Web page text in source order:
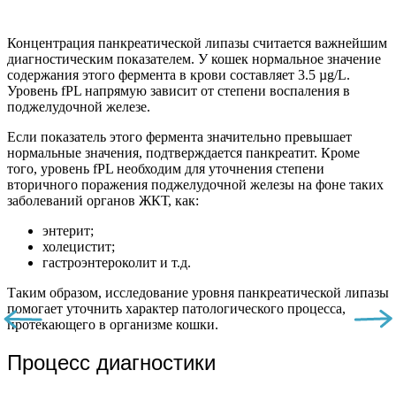
Концентрация панкреатической липазы считается важнейшим
диагностическим показателем. У кошек нормальное значение
содержания этого фермента в крови составляет 3.5 µg/L.
Уровень fPL напрямую зависит от степени воспаления в
поджелудочной железе.
Если показатель этого фермента значительно превышает
нормальные значения, подтверждается панкреатит. Кроме
того, уровень fPL необходим для уточнения степени
вторичного поражения поджелудочной железы на фоне таких
заболеваний органов ЖКТ, как:
энтерит;
холецистит;
гастроэнтероколит и т.д.
Таким образом, исследование уровня панкреатической липазы
помогает уточнить характер патологического процесса,
протекающего в организме кошки.
Процесс диагностики